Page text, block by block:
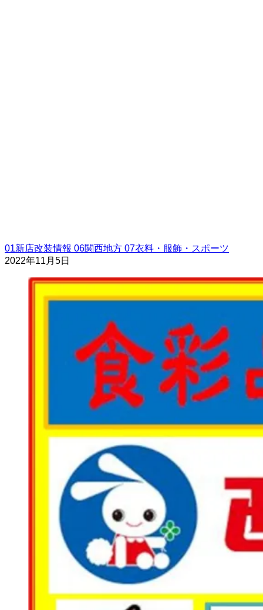
01新店改装情報 06関西地方 07衣料・服飾・スポーツ
2022年11月5日